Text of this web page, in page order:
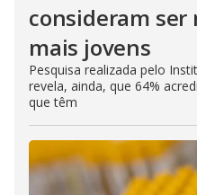
consideram
mais jovens
Pesquisa realizada pelo
revela, ainda, que 64%
que têm